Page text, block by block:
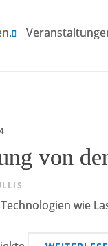
von
wie